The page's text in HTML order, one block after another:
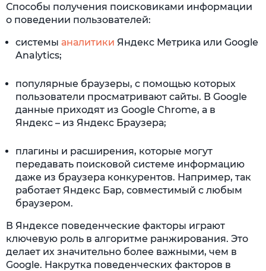
Способы получения поисковиками информации
о поведении пользователей:
системы аналитики Яндекс Метрика или Google
Analytics;
популярные браузеры, с помощью которых
пользователи просматривают сайты. В Google
данные приходят из Google Chrome, а в
Яндекс – из Яндекс Браузера;
плагины и расширения, которые могут
передавать поисковой системе информацию
даже из браузера конкурентов. Например, так
работает Яндекс Бар, совместимый с любым
браузером.
В Яндексе поведенческие факторы играют
ключевую роль в алгоритме ранжирования. Это
делает их значительно более важными, чем в
Google. Накрутка поведенческих факторов в